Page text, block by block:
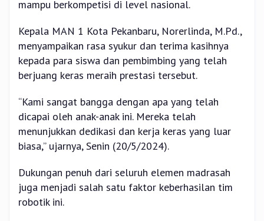
mampu berkompetisi di level nasional.
Kepala MAN 1 Kota Pekanbaru, Norerlinda, M.Pd.,
menyampaikan rasa syukur dan terima kasihnya
kepada para siswa dan pembimbing yang telah
berjuang keras meraih prestasi tersebut.
“Kami sangat bangga dengan apa yang telah
dicapai oleh anak-anak ini. Mereka telah
menunjukkan dedikasi dan kerja keras yang luar
biasa,” ujarnya, Senin (20/5/2024).
Dukungan penuh dari seluruh elemen madrasah
juga menjadi salah satu faktor keberhasilan tim
robotik ini.